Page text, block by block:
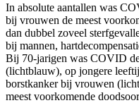
In absolute aantallen was
bij vrouwen de meest
dan dubbel zoveel
bij mannen,
Bij 70-jarigen was COVID
(lichtblauw), op jongere
borstkanker bij vrouwen
meest voorkomende